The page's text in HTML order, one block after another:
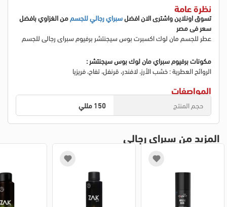
نظرة عامة
تسوق اونلاين واشترى الان افضلسبراي رجالي للجسممن الغزاوي بافضل
سعر فى مصر
عطر للجسم مان لوك اكسبرت بوس سيجنتشر برفيوم سبراى رجالى للجسم
مكونات برفيوم سبراي مان لوك بوس سيجنتشر :
الروائح العطرية : خشب الأرز، لافندر، قرنفل، تفاح، فريزيا
المواصفات
حجم المنتج 150 مللي
المزيد من سبراي رجالي